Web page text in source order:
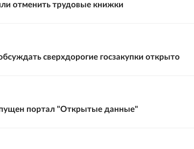
отменить трудовые книжки
сверхдорогие госзакупки открыто
портал "Открытые данные"